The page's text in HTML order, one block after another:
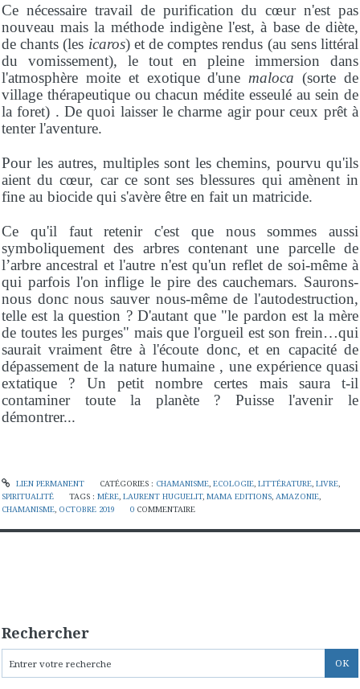
Ce nécessaire travail de purification du cœur n'est pas
nouveau mais la méthode indigène l'est, à base de diète,
de chants (les icaros) et de comptes rendus (au sens littéral
du vomissement), le tout en pleine immersion dans
l'atmosphère moite et exotique d'une maloca (sorte de
village thérapeutique ou chacun médite esseulé au sein de
la foret) . De quoi laisser le charme agir pour ceux prêt à
tenterl'aventure.
Pour les autres, multiples sont les chemins, pourvu qu'ils
aient du cœur, car ce sont ses blessures qui amènent in
fine au biocide qui s'avère être en fait un matricide.
Ce qu'il faut retenir c'est que nous sommes aussi
symboliquement des arbres contenant une parcelle de
l’arbre ancestral et l'autre n'est qu'un reflet de soi-même à
qui parfois l'on inflige le pire des cauchemars. Saurons-
nous donc nous sauver nous-même de l'autodestruction,
telle est la question ? D'autant que "le pardon est la mère
de toutes les purges" mais que l'orgueil est son frein…qui
saurait vraiment être à l'écoute donc, et en capacité de
dépassement de la nature humaine , une expérience quasi
extatique ? Un petit nombre certes mais saura t-il
contaminer toute la planète ? Puisse l'avenir le
démontrer...
LIEN PERMANENT CATÉGORIES : CHAMANISME, ECOLOGIE, LITTÉRATURE, LIVRE,
SPIRITUALITÉ
TAGS :MÈRE ,LAURENT HUGUELIT,MAMA EDITIONS AMAZONIE
CHAMANISME OCTOBRE 2019 0 COMMENTAIRE
Rechercher